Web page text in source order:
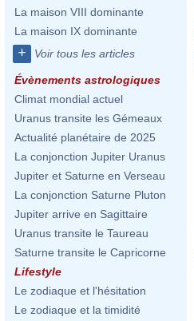
La maison VIII dominante
La maison IX dominante
+ Voir tous les articles
Évènements astrologiques
Climat mondial actuel
Uranus transite les Gémeaux
Actualité planétaire de 2025
La conjonction Jupiter Uranus
Jupiter et Saturne en Verseau
La conjonction Saturne Pluton
Jupiter arrive en Sagittaire
Uranus transite le Taureau
Saturne transite le Capricorne
Lifestyle
Le zodiaque et l'hésitation
Le zodiaque et la timidité